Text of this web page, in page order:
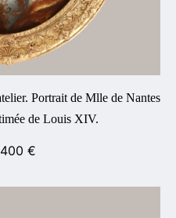
Portrait de Mlle de Nantes
de Louis XIV.
€